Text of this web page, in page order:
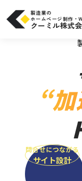
製造業の
ホームページ制作・
クーミル株式
＼大手・中
“
問合せにつながる
サイト設計